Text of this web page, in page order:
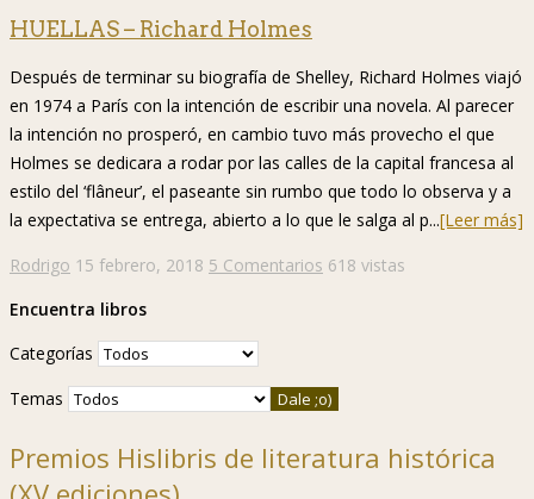
HUELLAS – Richard Holmes
Después de terminar su biografía de Shelley, Richard Holmes viajó
en 1974 a París con la intención de escribir una novela. Al parecer
la intención no prosperó, en cambio tuvo más provecho el que
Holmes se dedicara a rodar por las calles de la capital francesa al
estilo del ‘flâneur’, el paseante sin rumbo que todo lo observa y a
la expectativa se entrega, abierto a lo que le salga al p...[Leer más]
Rodrigo 15 febrero, 2018 5 Comentarios 618 vistas
Encuentra libros
Categorías
Temas
Premios Hislibris de literatura histórica